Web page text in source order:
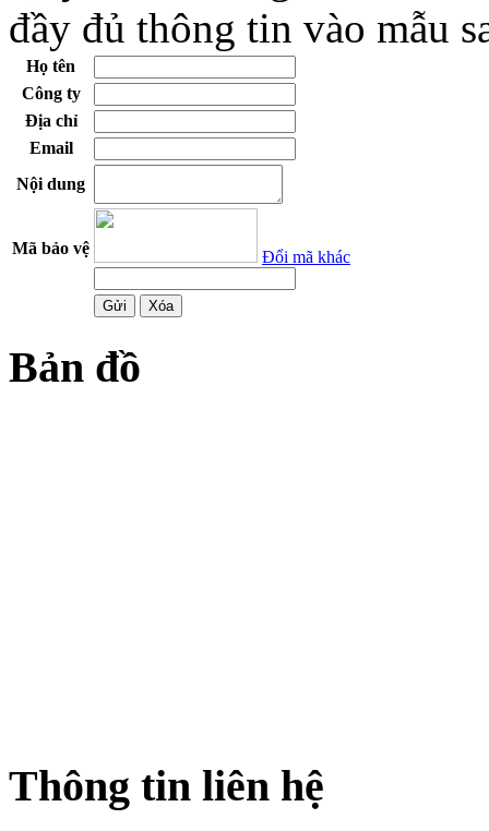
đầy đủ thông tin vào mẫu
Họ tên
Công ty
Địa chỉ
Email
Nội dung
Mã bảo vệ Đổi mã khác
Bản đồ
Thông tin liên hệ